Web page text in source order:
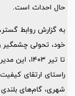
حال احداث است.
تا تیر
راستای ارتقای
شهری، گام‌های